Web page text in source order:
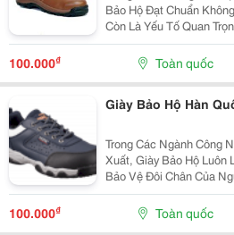
Bảo Hộ Đạt Chuẩn
Còn Là Yếu Tố Quan
Người Lao Động Và
Biệt, Các Dòng Sản
100.000₫ Toàn quốc
Giày Bảo Hộ Hàn
Trong Các Ngành Công
Xuất, Giày Bảo Hộ Luôn
Bảo Vệ Đôi Chân Của
Rủi Ro Tiềm Ẩn. Với Sự
Nhu Cầu Ngày Càng
Doanh...
100.000₫ Toàn quốc